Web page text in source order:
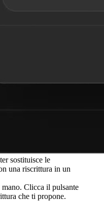
sostituisce le
una riscrittura in un
Clicca il pulsante
che ti propone.